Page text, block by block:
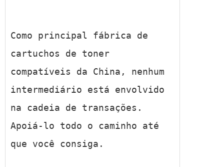
Como principal fábrica de
cartuchos de toner
compatíveis da China, nenhum
intermediário está envolvido
na cadeia de transações.
Apoiá-lo todo o caminho até
que você consiga.